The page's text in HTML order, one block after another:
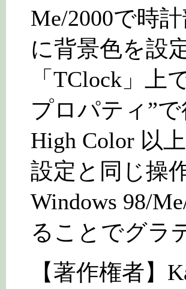
Me/2000で時
に背景色を設
「TClock」
プロパティ”
High Color 以
設定と同じ操
Windows 98/
ることでグラ
【著作権者】